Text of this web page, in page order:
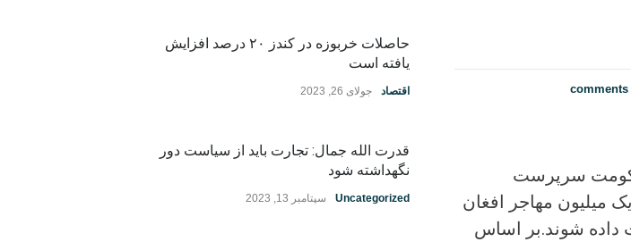
حکومت سرپرست
میلیون مهاجر افغان
داده شوند.بر اساس
حاصلات خربوزه در کندز ۲۰ درصد افزایش
یافته است
اقتصاد جولای 26, 2023
قدرت الله جمال: تجارت باید از سیاست دور
نگهداشته شود
Uncategorized سپتامبر 13, 2023